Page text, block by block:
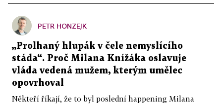
PETR HONZEJK
„Prolhaný hlupák v čele nemyslícího
stáda“. Proč Milana Knížáka oslavuje
vláda vedená mužem, kterým umělec
opovrhoval
Někteří říkají, že to byl poslední happening Milana